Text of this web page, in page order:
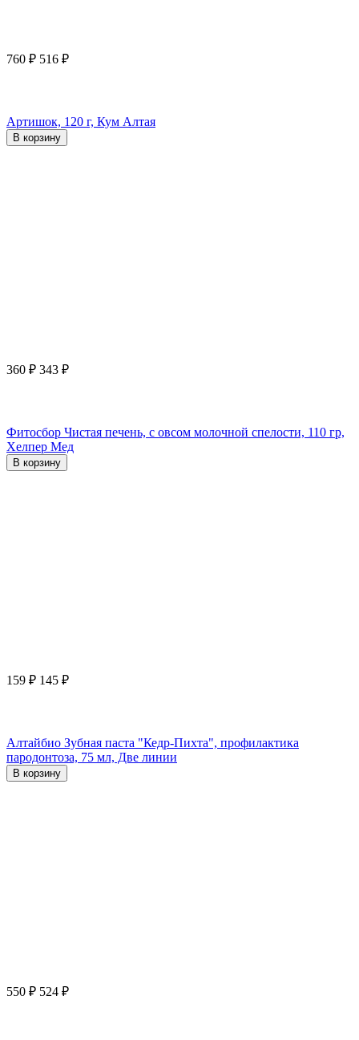
760 ₽ 516 ₽
Артишок, 120 г, Кум Алтая
В корзину
360 ₽ 343 ₽
Фитосбор Чистая печень, с овсом молочной спелости, 110 гр,
Хелпер Мед
В корзину
159 ₽ 145 ₽
Алтайбио Зубная паста "Кедр-Пихта", профилактика
пародонтоза, 75 мл, Две линии
В корзину
550 ₽ 524 ₽